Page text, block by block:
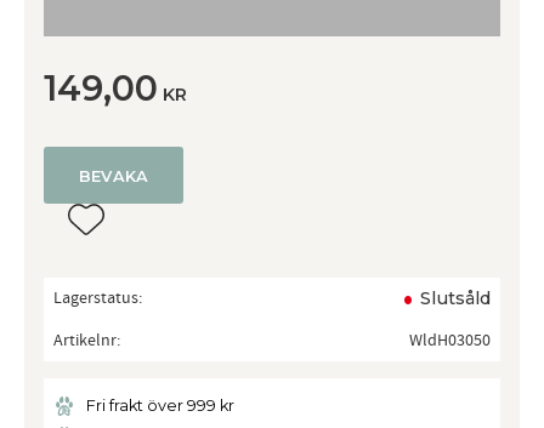
149,00 KR
Lägg till i favoriter
BEVAKA
Lagerstatus Slutsåld
Artikelnr WldH03050
Fri frakt över 999 kr